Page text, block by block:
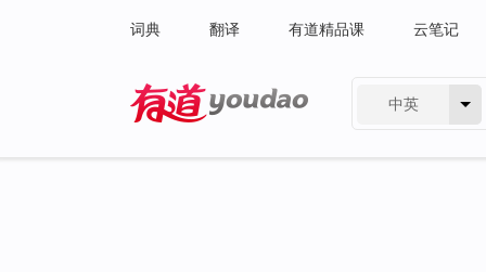
词典 翻译 有道精品课 云笔记
中英